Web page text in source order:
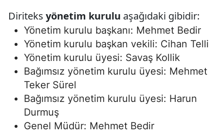
Diriteks yönetim kurulu aşağıdaki gibidir:
Yönetim kurulu başkanı: Mehmet Bedir
Yönetim kurulu başkan vekili: Cihan Telli
Yönetim kurulu üyesi: Savaş Kollik
Bağımsız yönetim kurulu üyesi: Mehmet
Teker Sürel
Bağımsız yönetim kurulu üyesi: Harun
Durmuş
Genel Müdür: Mehmet Bedir